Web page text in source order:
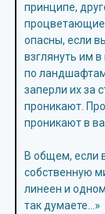
принципе,
процветающие
опасны, если
взглянуть им в
по
заперли их за
проникают.
проникают в
В общем, если
собственную
линеен и
так думаете…»